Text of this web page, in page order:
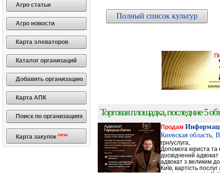
Агро статьи
Агро новости
Карта элеваторов
Каталог организаций
Добавить организацию
Карта АПК
Поиск по организациях
Карта закупок new
Полный список культур
Торговая площадка, последние 5
Продам
Киевская область,
грн/услуга,
Допомога юриста та
досвідчений
адвокат з великим
Київ, вартість